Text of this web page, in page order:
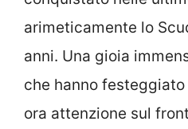
arimeticamente lo
anni. Una gioia
che hanno
ora attenzione sul